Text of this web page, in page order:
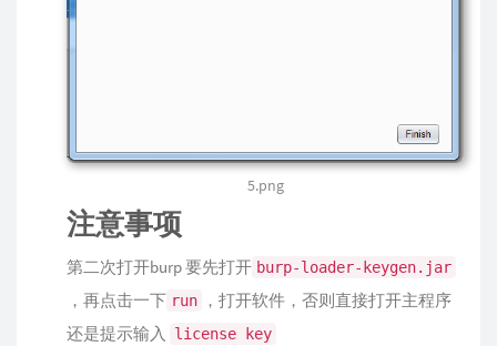
5.png
注意事项
第二次打开burp 要先打开 burp-loader-keygen.jar
，再点击一下 run
，打开软件，否则直接打开主程序
还是提示输入
license key